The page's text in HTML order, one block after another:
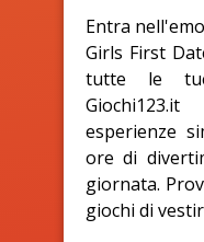
Entra
Girls First
tutte le tue
esperienze
ore di
giornata.
giochi di